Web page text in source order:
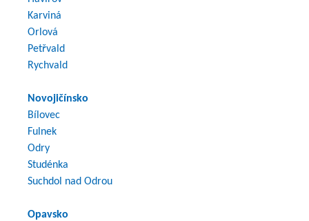
Karviná
Orlová
Petřvald
Rychvald
Novojičínsko
Bílovec
Fulnek
Odry
Studénka
Suchdol nad Odrou
Opavsko